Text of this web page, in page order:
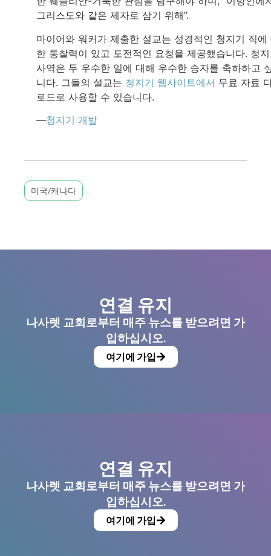
그리스도와 같은 제자로 삼기 위해”.
마이어와 워커가 제출한 설교는 성경적인 청지기 직에
한 통찰력이 있고 도전적인 요청을 제공했습니다. 청
사역은 두 우수한 일에 대해 우수한 승자를 축하하고
니다. 그들의 설교는 청지기 웹사이트에서 무료 자료
로드로 사용할 수 있습니다.
—청지기 개발
미국/캐나다
연결 유지
나사렛 교회로부터 매주 뉴스를 받으려면 가
입하십시오.
여기에 가입
연결 유지
나사렛 교회로부터 매주 뉴스를 받으려면 가
입하십시오.
여기에 가입